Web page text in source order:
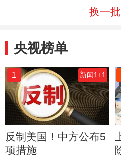
换一批
央视榜单
1 新闻1+1
反制美国！中方公布5
项措施